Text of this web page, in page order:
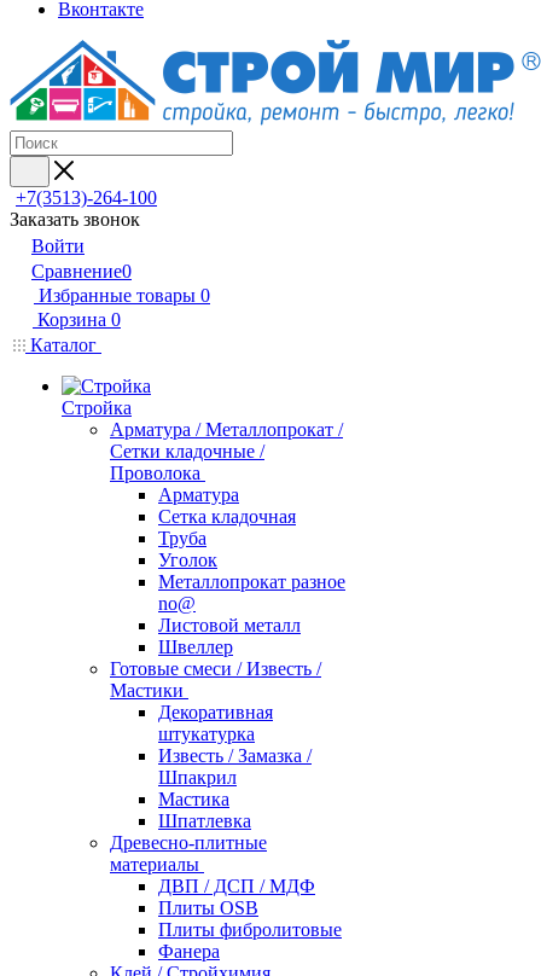
Вконтакте
+7(3513)-264-100
Заказать звонок
Войти
Сравнение0
Избранные товары 0
Корзина 0
Каталог
Стройка
Арматура / Металлопрокат /
Сетки кладочные /
Проволока
Арматура
Сетка кладочная
Труба
Уголок
Металлопрокат разное
no@
Листовой металл
Швеллер
Готовые смеси / Известь /
Мастики
Декоративная
штукатурка
Известь / Замазка /
Шпакрил
Мастика
Шпатлевка
Древесно-плитные
материалы
ДВП / ДСП / МДФ
Плиты OSB
Плиты фибролитовые
Фанера